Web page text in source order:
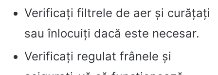
Verificați filtrele de aer și curățați
sau înlocuiți dacă este necesar.
Verificați regulat frânele și